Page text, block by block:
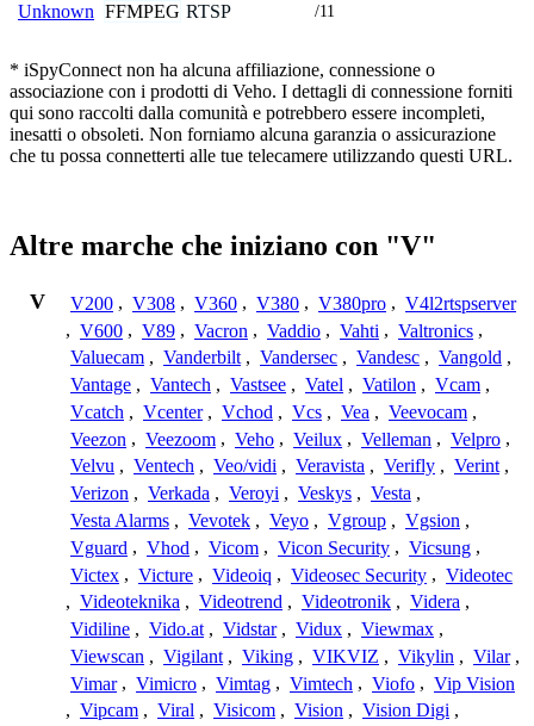
Unknown FFMPEG RTSP /11
* iSpyConnect non ha alcuna affiliazione, connessione o
associazione con i prodotti di Veho. I dettagli di connessione forniti
qui sono raccolti dalla comunità e potrebbero essere incompleti,
inesatti o obsoleti. Non forniamo alcuna garanzia o assicurazione
che tu possa connetterti alle tue telecamere utilizzando questi URL.
Altre marche che iniziano con "V"
V V200 , V308 , V360 , V380 , V380pro , V4l2rtspserver
, V600 , V89 , Vacron , Vaddio , Vahti , Valtronics ,
Valuecam , Vanderbilt , Vandersec , Vandesc , Vangold ,
Vantage , Vantech , Vastsee , Vatel , Vatilon , Vcam ,
Vcatch , Vcenter , Vchod , Vcs , Vea , Veevocam ,
Veezon , Veezoom , Veho , Veilux , Velleman , Velpro ,
Velvu , Ventech , Veo/vidi , Veravista , Verifly , Verint ,
Verizon , Verkada , Veroyi , Veskys , Vesta ,
Vesta Alarms , Vevotek , Veyo , Vgroup , Vgsion ,
Vguard , Vhod , Vicom , Vicon Security , Vicsung ,
Victex , Victure , Videoiq , Videosec Security , Videotec
, Videoteknika , Videotrend , Videotronik , Videra ,
Vidiline , Vido.at , Vidstar , Vidux , Viewmax ,
Viewscan , Vigilant , Viking , VIKVIZ , Vikylin , Vilar ,
Vimar , Vimicro , Vimtag , Vimtech , Viofo , Vip Vision
, Vipcam , Viral , Visicom , Vision , Vision Digi ,